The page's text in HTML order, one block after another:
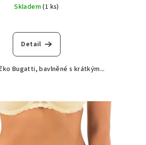
Skladem(1 ks)
Detail
Bugatti, bavlněné s krátkým...